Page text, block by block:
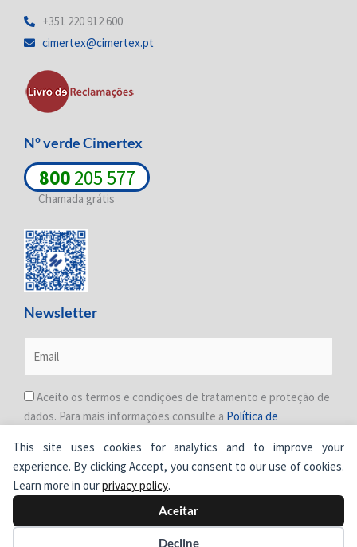
This site uses cookies for analytics and to improve your
experience. By clicking Accept, you consent to our use of cookies.
Learn more in ourprivacy policy.
Aceitar
Decline
d
n
i
n
o
k
g
a
+351 220 912 600
cimertex@cimertex.pt
Nº verde Cimertex
800205 577
Chamada grátis
Newsletter
Aceito os termos e condições de tratamento e proteção de
dados. Para mais informações consulte a Política de
© Cimertex.Todos os direitos reservados.